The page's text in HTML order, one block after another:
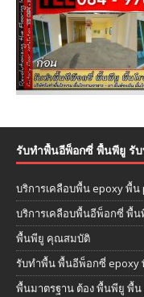
รับทำพื้นอีพ็อกซี่ พื้นพียู รับ
บริการเคลือบพื้น epoxy พื้น
บริการเคลือบพื้นอีพ็อกซี่ พื้น
พื้นพียู คุณสมบัติ
รับทำพื้น พื้นอีพ็อกซี่ epoxy
พื้นมาตรฐาน ต้อง พื้นพียู พื้น